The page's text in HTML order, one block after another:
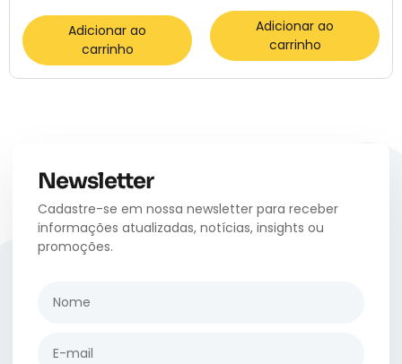
Adicionar ao
carrinho
Adicionar ao
carrinho
Newsletter
Cadastre-se em nossa newsletter para receber
informações atualizadas, notícias, insights ou
promoções.